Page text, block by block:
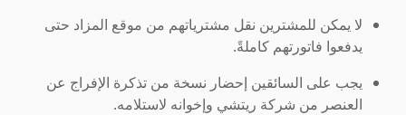
لا يمكن للمشترين نقل مشترياتهم من موقع المزاد حتى
يدفعوا فاتورتهم كاملةً.
يجب على السائقين إحضار نسخة من تذكرة الإفراج عن
العنصر من شركة ريتشي وإخوانه لاستلامه.